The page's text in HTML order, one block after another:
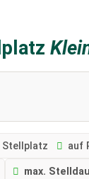
auf
max.